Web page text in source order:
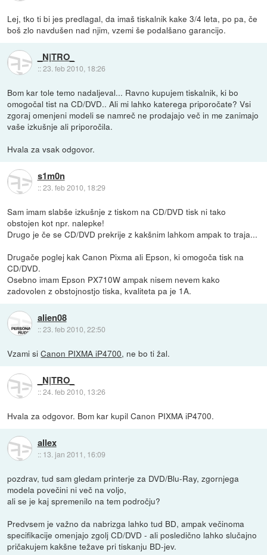
Lej, tko ti bi jes predlagal, da imaš tiskalnik kake 3/4 leta, po pa, če
boš zlo navdušen nad njim, vzemi še podalšano garancijo.
_N|TRO_
::23. feb 2010, 18:26
Bom kar tole temo nadaljeval... Ravno kupujem tiskalnik, ki bo
omogočal tist na CD/DVD.. Ali mi lahko katerega priporočate? Vsi
zgoraj omenjeni modeli se namreč ne prodajajo več in me zanimajo
vaše izkušnje ali priporočila.
Hvala za vsak odgovor.
s1m0n
::23. feb 2010, 18:29
Sam imam slabše izkušnje z tiskom na CD/DVD tisk ni tako
obstojen kot npr. nalepke!
Drugo je če se CD/DVD prekrije z kakšnim lahkom ampak to traja...
Drugače poglej kak Canon Pixma ali Epson, ki omogoča tisk na
CD/DVD.
Osebno imam Epson PX710W ampak nisem nevem kako
zadovolen z obstojnostjo tiska, kvaliteta pa je 1A.
alien08
::23. feb 2010, 22:50
Vzami siCanon PIXMA iP4700, ne bo ti žal.
_N|TRO_
::24. feb 2010, 13:26
Hvala za odgovor. Bom kar kupil Canon PIXMA iP4700.
allex
:: 13. jan 2011, 16:09
pozdrav, tud sam gledam printerje za DVD/Blu-Ray, zgornjega
modela povečini ni več na voljo,
ali se je kaj spremenilo na tem področju?
Predvsem je važno da nabrizga lahko tud BD, ampak večinoma
specifikacije omenjajo zgolj CD/DVD - ali posledično lahko slučajno
pričakujem kakšne težave pri tiskanju BD-jev.